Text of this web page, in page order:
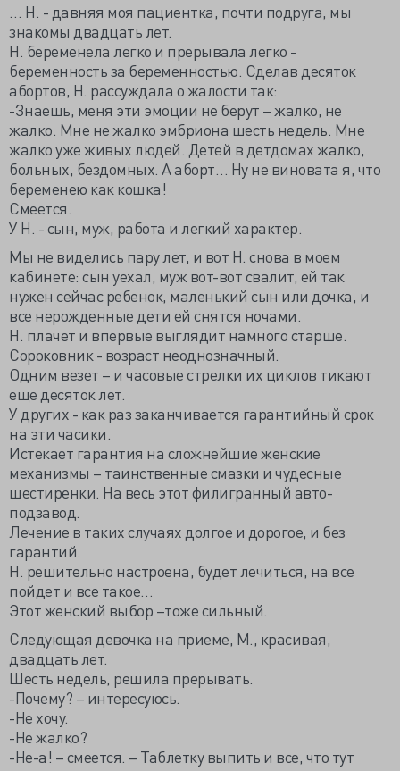
… Н. - давняя моя пациентка, почти подруга, мы
знакомы двадцать лет.
Н. беременела легко и прерывала легко -
беременность за беременностью. Сделав десяток
абортов, Н. рассуждала о жалости так:
-Знаешь, меня эти эмоции не берут – жалко, не
жалко. Мне не жалко эмбриона шесть недель. Мне
жалко уже живых людей. Детей в детдомах жалко,
больных, бездомных. А аборт… Ну не виновата я, что
беременею как кошка!
Смеется.
У Н. - сын, муж, работа и легкий характер.
Мы не виделись пару лет, и вот Н. снова в моем
кабинете: сын уехал, муж вот-вот свалит, ей так
нужен сейчас ребенок, маленький сын или дочка, и
все нерожденные дети ей снятся ночами.
Н. плачет и впервые выглядит намного старше.
Сороковник - возраст неоднозначный.
Одним везет – и часовые стрелки их циклов тикают
еще десяток лет.
У других - как раз заканчивается гарантийный срок
на эти часики.
Истекает гарантия на сложнейшие женские
механизмы – таинственные смазки и чудесные
шестиренки. На весь этот филигранный авто-
подзавод.
Лечение в таких случаях долгое и дорогое, и без
гарантий.
Н. решительно настроена, будет лечиться, на все
пойдет и все такое…
Этот женский выбор –тоже сильный.
Следующая девочка на приеме, М., красивая,
двадцать лет.
Шесть недель, решила прерывать.
-Почему? – интересуюсь.
-Не хочу.
-Не жалко?
-Не-а! – смеется. – Таблетку выпить и все, что тут